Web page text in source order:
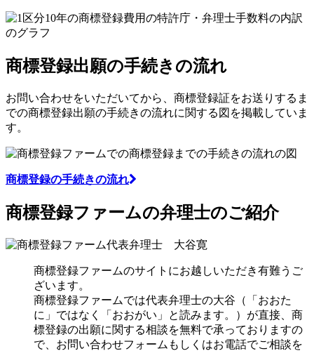
商標登録出願の手続きの流れ
お問い合わせをいただいてから、商標登録証をお送りするま
での商標登録出願の手続きの流れに関する図を掲載していま
す。
商標登録の手続きの流れ
商標登録ファームの弁理士のご紹介
商標登録ファームのサイトにお越しいただき有難うご
ざいます。
商標登録ファームでは代表弁理士の大谷（「おおた
に」ではなく「おおがい」と読みます。）が直接、商
標登録の出願に関する相談を無料で承っておりますの
で、お問い合わせフォームもしくはお電話でご相談を